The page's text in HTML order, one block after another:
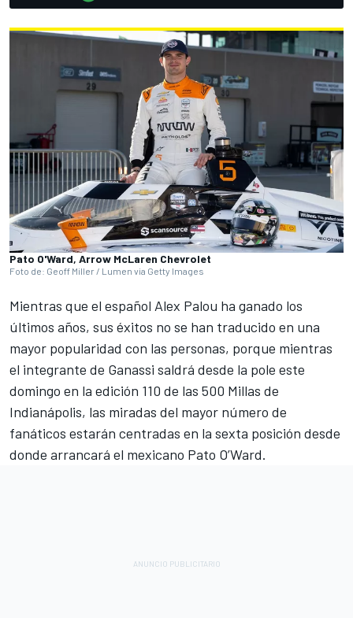
Pato O'Ward, Arrow McLaren Chevrolet
Foto de: Geoff Miller / Lumen via Getty Images
Mientras que el español Alex Palou ha ganado los
últimos años, sus éxitos no se han traducido en una
mayor popularidad con las personas, porque mientras
el integrante de Ganassi saldrá desde la pole este
domingo en la edición 110 de las 500 Millas de
Indianápolis, las miradas del mayor número de
fanáticos estarán centradas en la sexta posición desde
donde arrancará el mexicano Pato O’Ward.